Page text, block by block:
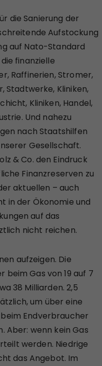
die Sanierung der
Aufstockung
auf Nato-Standard
finanzielle
Raffinerien, Stromer,
Stadtwerke, Kliniken,
Kliniken, Handel,
Und nahezu
nach Staatshilfen
Gesellschaft.
& Co. den Eindruck
Finanzreserven zu
aktuellen – auch
in der Ökonomie und
auf das
nicht reichen.
aufzeigen. Die
beim Gas von 19 auf 7
38 Milliarden. 2,5
um über eine
Endverbraucher
Aber: wenn kein Gas
werden. Niedrige
das Angebot. Im